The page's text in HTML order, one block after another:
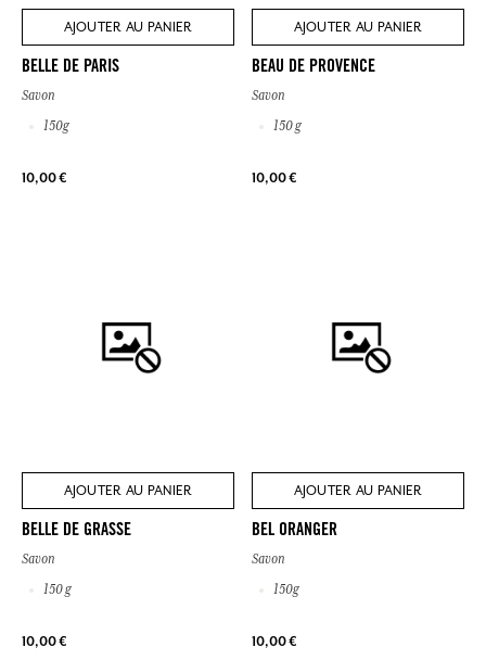
AJOUTER AU PANIER
BELLE DE PARIS
Savon
150g
10,00 €
AJOUTER AU PANIER
BEAU DE PROVENCE
Savon
150 g
10,00 €
AJOUTER AU PANIER
BELLE DE GRASSE
Savon
150 g
10,00 €
AJOUTER AU PANIER
BEL ORANGER
Savon
150g
10,00 €